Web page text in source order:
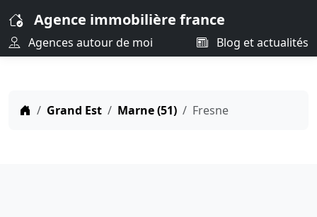
Agence immobilière france
Agences autour de moi Blog et actualités
Grand Est Marne (51) Fresne